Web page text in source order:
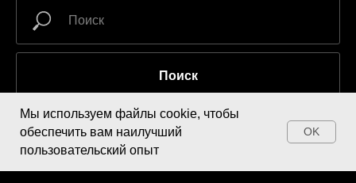
Купить
Поиск
Мы используем файлы cookie, чтобы
обеспечить вам наилучший
пользовательский опыт
OK